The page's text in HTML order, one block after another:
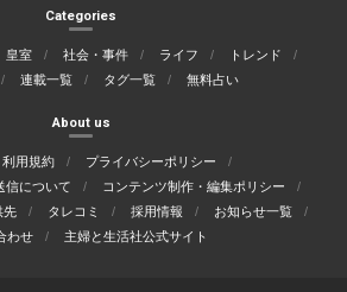
Categories
皇室 社会・事件 ライフ
トレンド
連載一覧 タグ一覧 無料占い
About us
利用規約
プライバシーポリシー
信について
コンテンツ制作・編集ポリシー
先 タレコミ 採用情報
お知らせ一覧
わせ
主婦と生活社公式サイト